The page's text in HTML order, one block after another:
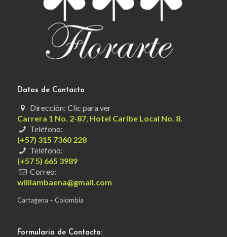
Datos de Contacto
Dirección: Clic para ver
Carrera 1 No. 2-87, Hotel Caribe Local No. 8.
Teléfono:
(+57) 315 7360 228
Teléfono:
(+57 5) 665 3989
Correo:
williambaena@gmail.com
Cartagena – Colombia
Formulario de Contacto: